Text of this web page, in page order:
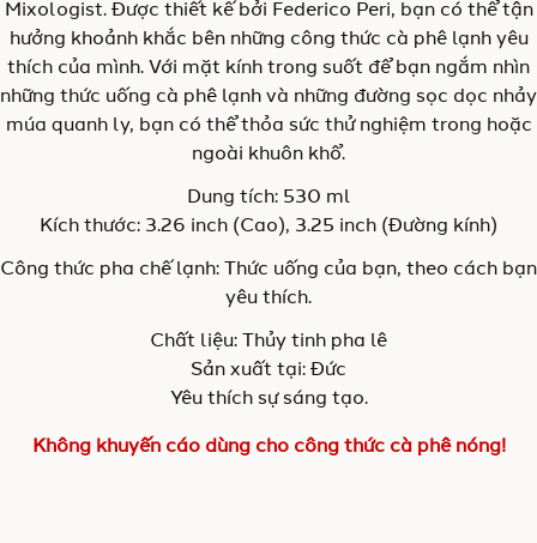
Mixologist. Được thiết kế bởi Federico Peri, bạn có thể tận
hưởng khoảnh khắc bên những công thức cà phê lạnh yêu
thích của mình. Với mặt kính trong suốt để bạn ngắm nhìn
những thức uống cà phê lạnh và những đường sọc dọc nhảy
múa quanh ly, bạn có thể thỏa sức thử nghiệm trong hoặc
ngoài khuôn khổ.
Dung tích: 530 ml
Kích thước: 3.26 inch (Cao), 3.25 inch (Đường kính)
Công thức pha chế lạnh: Thức uống của bạn, theo cách bạn
yêu thích.
Chất liệu: Thủy tinh pha lê
Sản xuất tại: Đức
Yêu thích sự sáng tạo.
Không khuyến cáo dùng cho công thức cà phê nóng!